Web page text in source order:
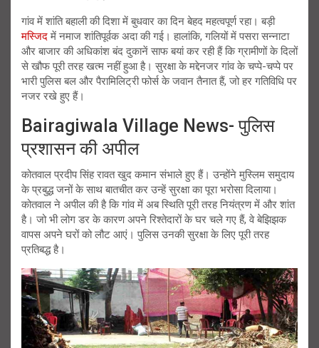
गांव में शांति बहाली की दिशा में बुधवार का दिन बेहद महत्वपूर्ण रहा। बड़ी
मस्जिदमें नमाज शांतिपूर्वक अदा की गई। हालांकि, गलियों में पसरा सन्नाटा
और बाजार की अधिकांश बंद दुकानें साफ बयां कर रही हैं कि ग्रामीणों के दिलों
से खौफ पूरी तरह खत्म नहीं हुआ है। सुरक्षा के मद्देनजर गांव के चप्पे-चप्पे पर
भारी पुलिस बल और पैरामिलिट्री फोर्स के जवान तैनात हैं, जो हर गतिविधि पर
नजर रखे हुए हैं।
Bairagiwala Village News- पुलिस
प्रशासन की अपील
कोतवाल प्रदीप सिंह रावत खुद कमान संभाले हुए हैं। उन्होंने मुस्लिम समुदाय
के प्रबुद्ध जनों के साथ बातचीत कर उन्हें सुरक्षा का पूरा भरोसा दिलाया।
कोतवाल ने अपील की है कि गांव में अब स्थिति पूरी तरह नियंत्रण में और शांत
है। जो भी लोग डर के कारण अपने रिश्तेदारों के घर चले गए हैं, वे बेझिझक
वापस अपने घरों को लौट आएं। पुलिस उनकी सुरक्षा के लिए पूरी तरह
प्रतिबद्ध है।